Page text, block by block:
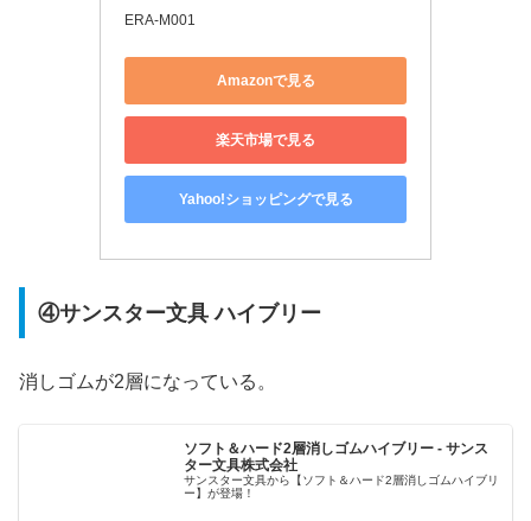
ERA-M001
Amazonで見る
楽天市場で見る
Yahoo!ショッピングで見る
④サンスター文具 ハイブリー
消しゴムが2層になっている。
ソフト＆ハード2層消しゴムハイブリー - サンス
ター文具株式会社
サンスター文具から【ソフト＆ハード2層消しゴムハイブリ
ー】が登場！